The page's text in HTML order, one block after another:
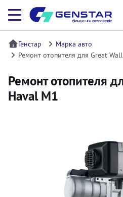
Генстар
Марка авто
Ремонт отопителя для Great
Ремонт отопителя
Haval M1